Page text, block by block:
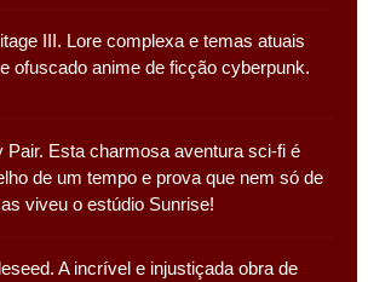
III. Lore complexa e temas atuais
ofuscado anime de ficção cyberpunk.
Pair. Esta charmosa aventura sci-fi é
de um tempo e prova que nem só de
viveu o estúdio Sunrise!
A incrível e injustiçada obra de